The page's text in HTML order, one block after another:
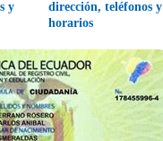
y
dirección, teléfonos y
horarios